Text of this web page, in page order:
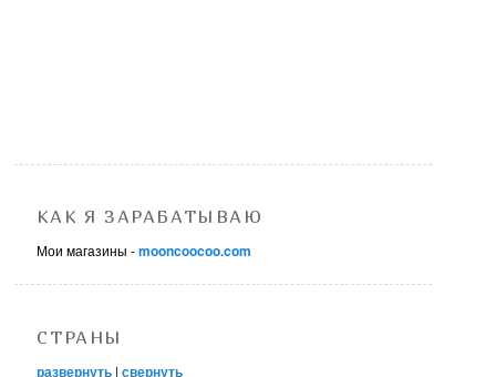
КАК Я ЗАРАБАТЫВАЮ
Мои магазины -mooncoocoo.com
СТРАНЫ
развернуть |свернуть